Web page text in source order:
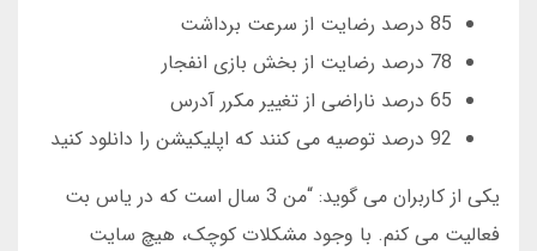
85 درصد رضایت از سرعت برداشت
78 درصد رضایت از بخش بازی انفجار
65 درصد ناراضی از تغییر مکرر آدرس
92 درصد توصیه می کنند که اپلیکیشن را دانلود کنید
یکی از کاربران می گوید: “من 3 سال است که در یاس بت
فعالیت می کنم. با وجود مشکلات کوچک، هیچ سایت